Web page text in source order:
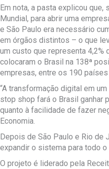
Em nota, a pasta explicou que,
Mundial, para abrir uma
e São Paulo era necessário
em órgãos distintos – o que
um custo que representa 4,2%
colocaram o Brasil na 138ª
empresas, entre os 190
“A transformação digital em
stop shop fará o Brasil ganhar
quanto à facilidade de fazer
Economia.
Depois de São Paulo e Rio de
expandir o sistema para todo o
O projeto é liderado pela